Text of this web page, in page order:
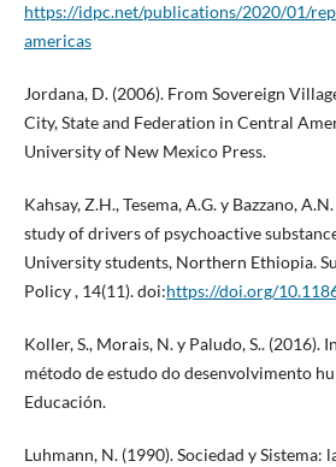
https://idpc.net/publications/2020/01/
americas
Jordana, D. (2006). From Sovereign
City, State and Federation in Central
University of New Mexico Press.
Kahsay, Z.H., Tesema, A.G. y Bazzano,
study of drivers of psychoactive
University students, Northern Ethiopia.
Policy , 14(11). doi:https://doi.org/
Koller, S., Morais, N. y Paludo, S.. (2016).
método de estudo do desenvolvimento
Educación.
Luhmann, N. (1990). Sociedad y Sistema: